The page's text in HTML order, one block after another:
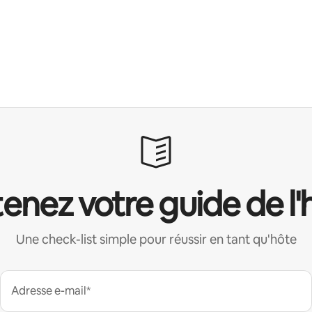
votre guide de
Une check-list simple pour réussir en tant qu'hôte
Adresse e-mail*